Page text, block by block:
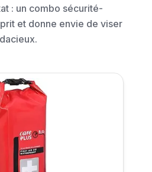
: un combo sécurité-
et donne envie de viser